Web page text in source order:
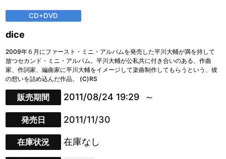
CD+DVD
dice
2009年６月にファースト・ミニ・アルバムを発売した平川大輔が満を持して
放つセカンド・ミニ・アルバム。平川大輔が公私共に付き合いのある、作曲
家、作詞家、編曲家に平川大輔をイメージして楽曲制作してもらうという、彼
の想いを詰め込んだ作品。 (C)RS
販売期間 2011/08/24 19:29
発売日 2011/11/30
在庫状況 在庫なし